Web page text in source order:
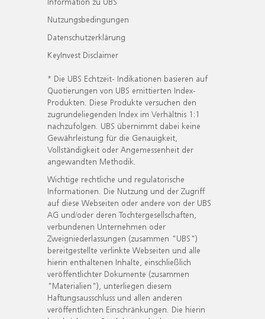
Nutzungsbedingungen
Datenschutzerklärung
KeyInvest Disclaimer
* Die UBS Echtzeit- Indikationen basieren auf
Quotierungen von UBS emittierten Index-
Produkten. Diese Produkte versuchen den
zugrundeliegenden Index im Verhältnis 1:1
nachzufolgen. UBS übernimmt dabei keine
Gewährleistung für die Genauigkeit,
Vollständigkeit oder Angemessenheit der
angewandten Methodik.
Wichtige rechtliche und regulatorische
Informationen. Die Nutzung und der Zugriff
auf diese Webseiten oder andere von der UBS
AG und/oder deren Tochtergesellschaften,
verbundenen Unternehmen oder
Zweigniederlassungen (zusammen "UBS")
bereitgestellte verlinkte Webseiten und alle
hierin enthaltenen Inhalte, einschließlich
veröffentlichter Dokumente (zusammen
"Materialien"), unterliegen diesem
Haftungsausschluss und allen anderen
veröffentlichten Einschränkungen. Die hierin